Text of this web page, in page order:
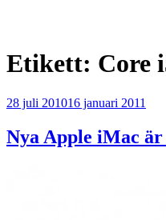
Etikett: Core
Publicerat
28 juli 201016 januari 2011
Nya Apple iMac